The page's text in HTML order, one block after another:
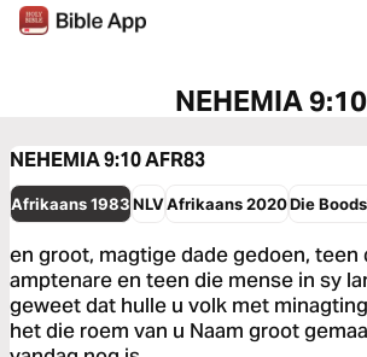
NEHEMIA 9:10
NEHEMIA 9:10AFR83
Afrikaans 1983NLVAfrikaans 2020Die
en groot, magtige dade gedoen, teen
amptenare en teen die mense in sy
geweet dat hulle u volk met
het die roem van u Naam groot